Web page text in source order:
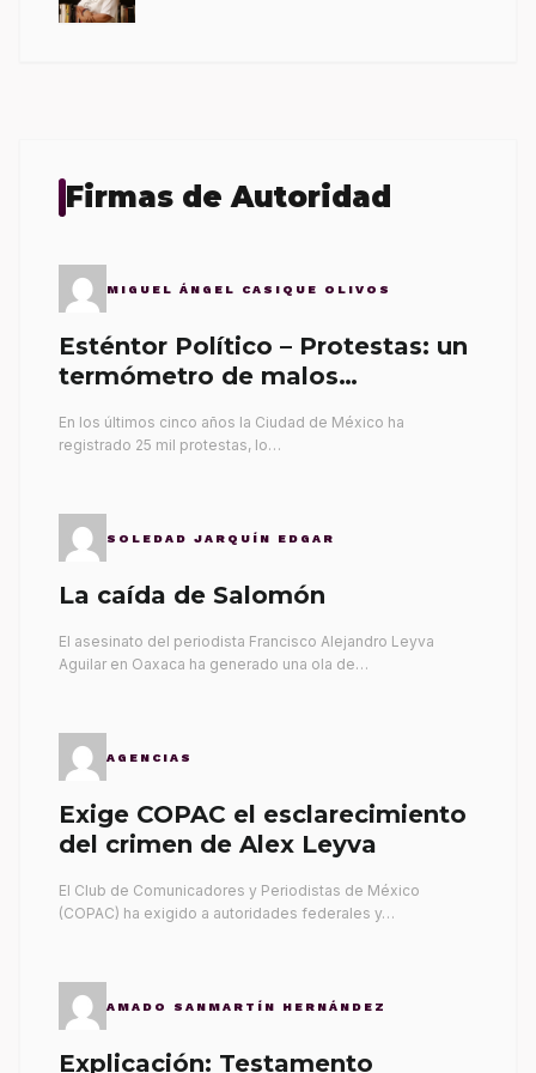
Firmas de Autoridad
MIGUEL ÁNGEL CASIQUE OLIVOS
Esténtor Político – Protestas: un
termómetro de malos
En los últimos cinco años la Ciudad de México ha
registrado 25 mil protestas, lo…
SOLEDAD JARQUÍN EDGAR
La caída de Salomón
El asesinato del periodista Francisco Alejandro Leyva
Aguilar en Oaxaca ha generado una ola de…
AGENCIAS
Exige COPAC el esclarecimiento
del crimen de Alex Leyva
El Club de Comunicadores y Periodistas de México
(COPAC) ha exigido a autoridades federales y…
AMADO SANMARTÍN HERNÁNDEZ
Explicación: Testamento